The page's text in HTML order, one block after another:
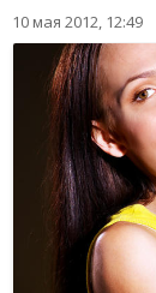
10 мая 2012, 12:49